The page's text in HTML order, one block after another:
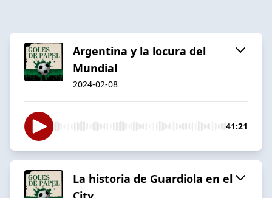
Argentina y la locura del
Mundial
2024-02-08
41:21
La historia de Guardiola en el